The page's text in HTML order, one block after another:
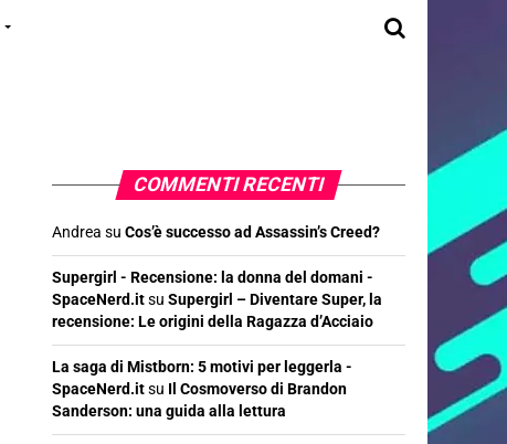
COMMENTI RECENTI
Andrea su Cos’è successo ad Assassin’s Creed?
Supergirl - Recensione: la donna del domani -
SpaceNerd.itsu Supergirl – Diventare Super, la
recensione: Le origini della Ragazza d’Acciaio
La saga di Mistborn: 5 motivi per leggerla -
SpaceNerd.itsu Il Cosmoverso di Brandon
Sanderson: una guida alla lettura